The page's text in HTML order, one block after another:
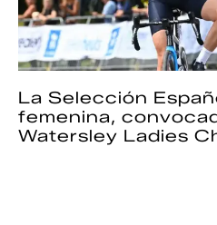
La Selección
femenina,
Watersley Ladies